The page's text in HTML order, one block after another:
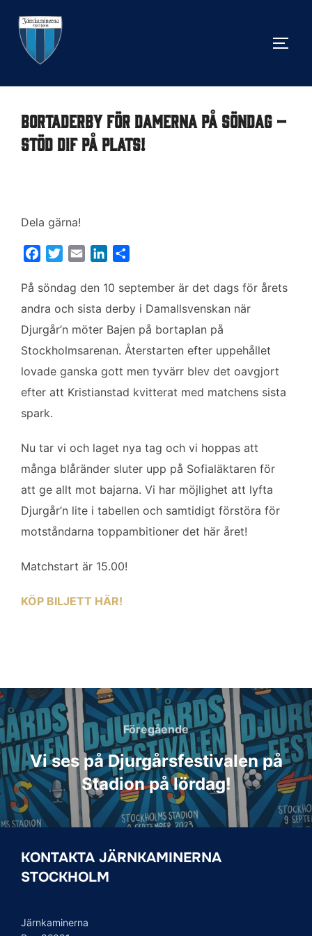
innehåll
Bortaderby för damerna på söndag –
stöd DIF på plats!
Dela gärna!
c
e
o
o
k
i
t
e
r
a
i
n
k
d
I
n
l
a
På söndag den 10 september är det dags för årets
andra och sista derby i Damallsvenskan när
Djurgår’n möter Bajen på bortaplan på
Stockholmsarenan. Återstarten efter uppehållet
lovade ganska gott men tyvärr blev det oavgjort
efter att Kristianstad kvitterat med matchens sista
spark.
Nu tar vi och laget nya tag och vi hoppas att
många blåränder sluter upp på Sofialäktaren för
att ge allt mot bajarna. Vi har möjlighet att lyfta
Djurgår’n lite i tabellen och samtidigt förstöra för
motståndarna toppambitioner det här året!
Matchstart är 15.00!
KÖP BILJETT HÄR!
Inläggsnavigering
Föregående
Föregående
Vi ses på Djurgårsfestivalen på
Stadion på lördag!
KONTAKTA JÄRNKAMINERNA
STOCKHOLM
Järnkaminerna